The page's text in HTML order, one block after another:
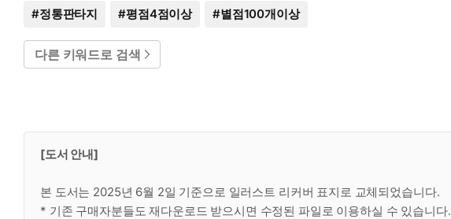
#정통판타지 #평점4점이상 #별점100개이상
다른 키워드로 검색
[도서 안내]
본 도서는 2025년 6월 2일 기준으로 일러스트 리커버 표지로 교체되었습니다.
* 기존 구매자분들도 재다운로드 받으시면 수정된 파일로 이용하실 수 있습니다.